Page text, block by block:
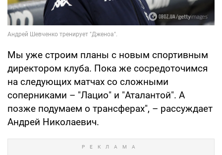
Мы уже строим планы с новым спортивным
директором клуба. Пока же сосредоточимся
на следующих матчах со сложными
соперниками – "Лацио" и "Аталантой". А
позже подумаем о трансферах", – рассуждает
Андрей Николаевич.